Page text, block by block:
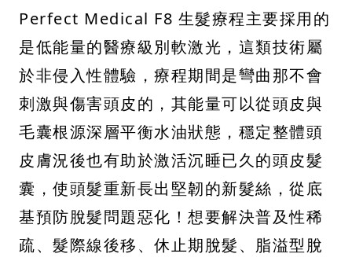
Perfect Medical F8 生髮療程主要採用的
是低能量的醫療級別軟激光，這類技術屬
於非侵入性體驗，療程期間是彎曲那不會
刺激與傷害頭皮的，其能量可以從頭皮與
毛囊根源深層平衡水油狀態，穩定整體頭
皮膚況後也有助於激活沉睡已久的頭皮髮
囊，使頭髮重新長出堅韌的新髮絲，從底
基預防脫髮問題惡化！想要解決普及性稀
疏、髮際線後移、休止期脫髮、脂溢型脫